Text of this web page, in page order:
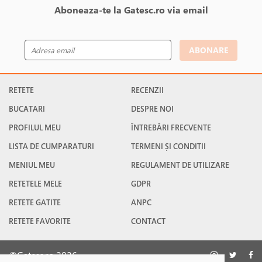
Aboneaza-te la Gatesc.ro via email
ABONARE
RETETE
BUCATARI
PROFILUL MEU
LISTA DE CUMPARATURI
MENIUL MEU
RETETELE MELE
RETETE GATITE
RETETE FAVORITE
RECENZII
DESPRE NOI
ÎNTREBĂRI FRECVENTE
TERMENI ȘI CONDITII
REGULAMENT DE UTILIZARE
GDPR
ANPC
CONTACT
©Gatesc.ro 2026